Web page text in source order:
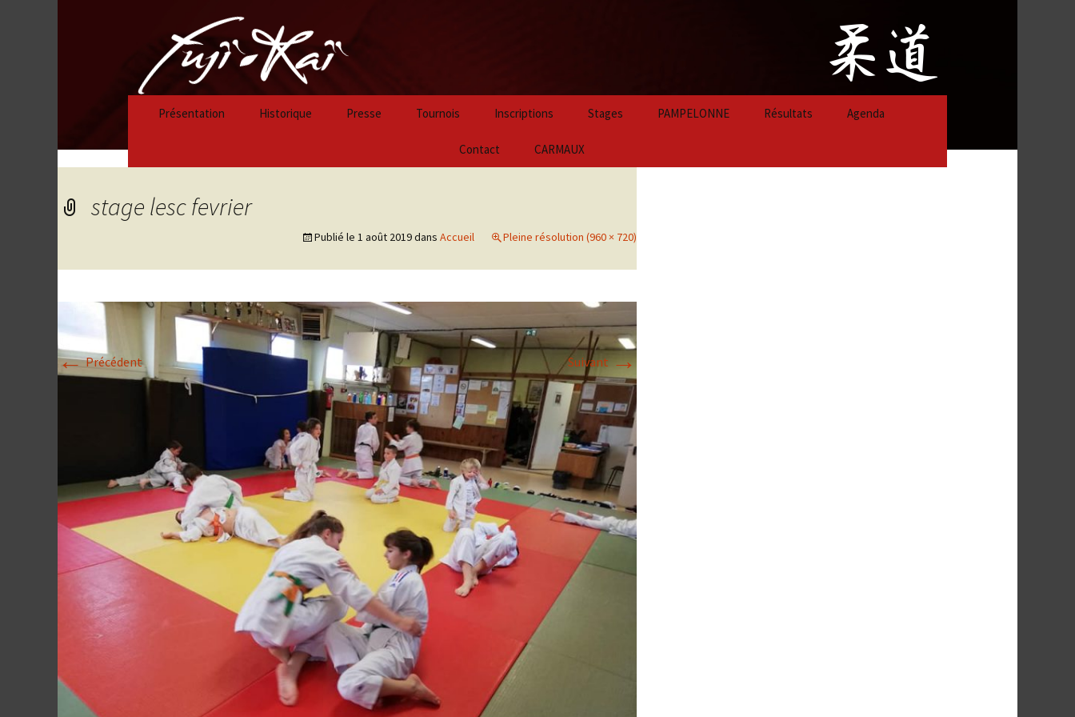
contenu
Présentation Historique
Historique 2018/2019
Historique 2017-2018
Historique 2016-2017
Historique 2015-2016
Presse Tournois Inscriptions Stages PAMPELONNE Résultats Agenda
Contact CARMAUX
stage lesc fevrier
Publié le 1 août 2019dans Accueil Pleine résolution (960 × 720)
←Précédent Suivant→